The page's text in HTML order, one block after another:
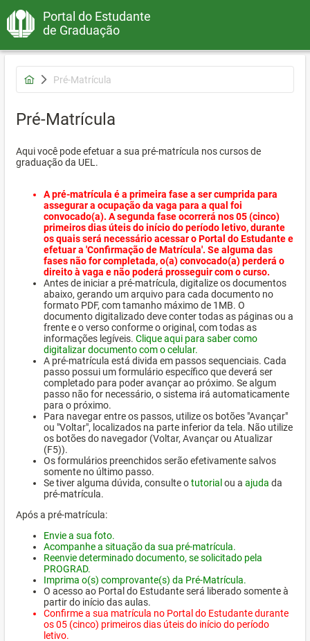
Portal do Estudante
de Graduação
Pré-Matrícula
Pré-Matrícula
Aqui você pode efetuar a sua pré-matrícula nos cursos de
graduação da UEL.
A pré-matrícula é a primeira fase a ser cumprida para
assegurar a ocupação da vaga para a qual foi
convocado(a). A segunda fase ocorrerá nos 05 (cinco)
primeiros dias úteis do início do período letivo, durante
os quais será necessário acessar o Portal do Estudante e
efetuar a 'Confirmação de Matrícula'. Se alguma das
fases não for completada, o(a) convocado(a) perderá o
direito à vaga e não poderá prosseguir com o curso.
Antes de iniciar a pré-matrícula, digitalize os documentos
abaixo, gerando um arquivo para cada documento no
formato PDF, com tamanho máximo de 1MB. O
documento digitalizado deve conter todas as páginas ou a
frente e o verso conforme o original, com todas as
informações legíveis. Clique aqui para saber como
digitalizar documento com o celular.
A pré-matrícula está divida em passos sequenciais. Cada
passo possui um formulário específico que deverá ser
completado para poder avançar ao próximo. Se algum
passo não for necessário, o sistema irá automaticamente
para o próximo.
Para navegar entre os passos, utilize os botões "Avançar"
ou "Voltar", localizados na parte inferior da tela. Não utilize
os botões do navegador (Voltar, Avançar ou Atualizar
(F5)).
Os formulários preenchidos serão efetivamente salvos
somente no último passo.
Se tiver alguma dúvida, consulte otutorial ou a ajuda da
pré-matrícula.
Após a pré-matrícula:
Envie a sua foto.
Acompanhe a situação da sua pré-matrícula.
Reenvie determinado documento, se solicitado pela
PROGRAD.
Imprima o(s) comprovante(s) da Pré-Matrícula.
O acesso ao Portal do Estudante será liberado somente à
partir do início das aulas.
Confirme a sua matrícula no Portal do Estudante durante
os 05 (cinco) primeiros dias úteis do início do período
letivo.